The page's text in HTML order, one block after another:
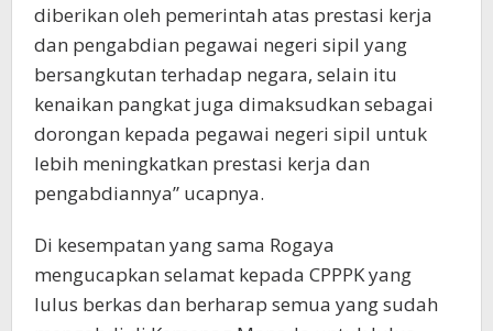
diberikan oleh pemerintah atas prestasi kerja
dan pengabdian pegawai negeri sipil yang
bersangkutan terhadap negara, selain itu
kenaikan pangkat juga dimaksudkan sebagai
dorongan kepada pegawai negeri sipil untuk
lebih meningkatkan prestasi kerja dan
pengabdiannya” ucapnya.
Di kesempatan yang sama Rogaya
mengucapkan selamat kepada CPPPK yang
lulus berkas dan berharap semua yang sudah